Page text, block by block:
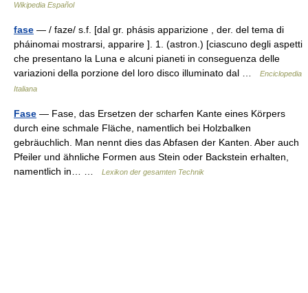
Wikipedia Español
fase — / faze/ s.f. [dal gr. phásis apparizione , der. del tema di
pháinomai mostrarsi, apparire ]. 1. (astron.) [ciascuno degli aspetti
che presentano la Luna e alcuni pianeti in conseguenza delle
variazioni della porzione del loro disco illuminato dal …
Enciclopedia
Italiana
Fase — Fase, das Ersetzen der scharfen Kante eines Körpers
durch eine schmale Fläche, namentlich bei Holzbalken
gebräuchlich. Man nennt dies das Abfasen der Kanten. Aber auch
Pfeiler und ähnliche Formen aus Stein oder Backstein erhalten,
namentlich in… …
Lexikon der gesamten Technik